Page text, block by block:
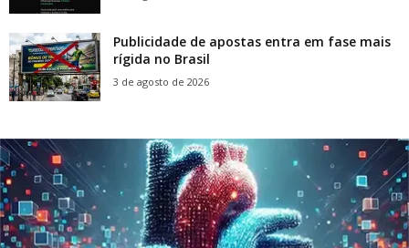
Publicidade de apostas entra em fase mais
rígida no Brasil
3 de agosto de 2026